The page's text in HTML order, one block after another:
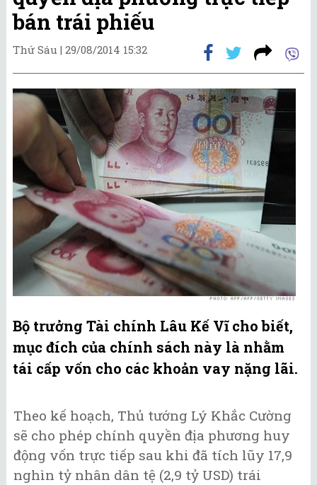
bán trái phiếu
Thứ Sáu | 29/08/2014 15:32
Bộ trưởng Tài chính Lâu Kế Vĩ cho biết,
mục đích của chính sách này là nhằm
tái cấp vốn cho các khoản vay nặng lãi.
Theo kế hoạch, Thủ tướng Lý Khắc Cường
sẽ cho phép chính quyền địa phương huy
động vốn trực tiếp sau khi đã tích lũy 17,9
nghìn tỷ nhân dân tệ (2,9 tỷ USD) trái